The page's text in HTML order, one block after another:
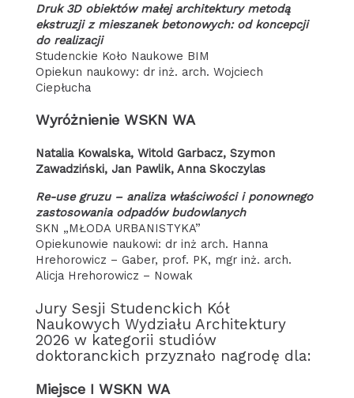
Druk 3D obiektów małej architektury metodą
ekstruzji z mieszanek betonowych:​ od koncepcji
do realizacji
Studenckie Koło Naukowe BIM
Opiekun naukowy: dr inż. arch. Wojciech
Ciepłucha
Wyróżnienie WSKN WA
Natalia Kowalska, Witold Garbacz, Szymon
Zawadziński, Jan Pawlik, Anna Skoczylas
Re-use gruzu – analiza właściwości i ponownego
zastosowania odpadów budowlanych
SKN „MŁODA URBANISTYKA”
Opiekunowie naukowi: dr inż arch. Hanna
Hrehorowicz – Gaber, prof. PK, mgr inż. arch.
Alicja Hrehorowicz – Nowak
Jury Sesji Studenckich Kół
Naukowych Wydziału Architektury
2026 w kategorii studiów
doktoranckich przyznało nagrodę dla:
Miejsce I WSKN WA